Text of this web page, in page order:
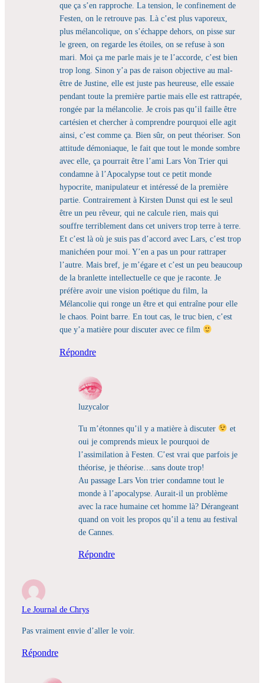
que ça s’en rapproche. La tension, le confinement de
Festen, on le retrouve pas. Là c’est plus vaporeux,
plus mélancolique, on s’échappe dehors, on pisse sur
le green, on regarde les étoiles, on se refuse à son
mari. Moi ça me parle mais je te l’accorde, c’est bien
trop long. Sinon y’a pas de raison objective au mal-
être de Justine, elle est juste pas heureuse, elle essaie
pendant toute la première partie mais elle est rattrapée,
rongée par la mélancolie. Je crois pas qu’il faille être
cartésien et chercher à comprendre pourquoi elle agit
ainsi, c’est comme ça. Bien sûr, on peut théoriser. Son
attitude démoniaque, le fait que tout le monde sombre
avec elle, ça pourrait être l’ami Lars Von Trier qui
condamne à l’Apocalypse tout ce petit monde
hypocrite, manipulateur et intéressé de la première
partie. Contrairement à Kirsten Dunst qui est le seul
être un peu rêveur, qui ne calcule rien, mais qui
souffre terriblement dans cet univers trop terre à terre.
Et c’est là où je suis pas d’accord avec Lars, c’est trop
manichéen pour moi. Y’en a pas un pour rattraper
l’autre. Mais bref, je m’égare et c’est un peu beaucoup
de la branlette intellectuelle ce que je raconte. Je
préfère avoir une vision poétique du film, la
Mélancolie qui ronge un être et qui entraîne pour elle
le chaos. Point barre. En tout cas, le truc bien, c’est
que y’a matière pour discuter avec ce film
Répondre
luzycalor
Tu m’étonnes qu’il y a matière à discuter
et
oui je comprends mieux le pourquoi de
l’assimilation à Festen. C’est vrai que parfois je
théorise, je théorise…sans doute trop!
Au passage Lars Von trier condamne tout le
monde à l’apocalypse. Aurait-il un problème
avec la race humaine cet homme là? Dérangeant
quand on voit les propos qu’il a tenu au festival
de Cannes.
Répondre
Le Journal de Chrys
Pas vraiment envie d’aller le voir.
Répondre